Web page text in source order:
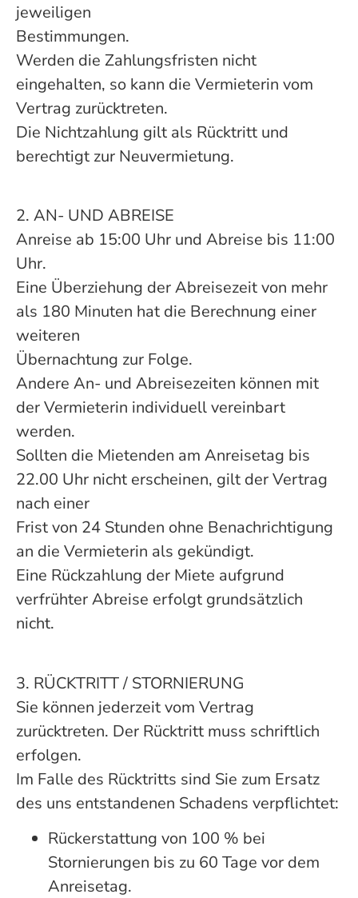
jeweiligen
Bestimmungen.
Werden die Zahlungsfristen nicht
eingehalten, so kann die Vermieterin vom
Vertrag zurücktreten.
Die Nichtzahlung gilt als Rücktritt und
berechtigt zur Neuvermietung.
2. AN- UND ABREISE
Anreise ab 15:00 Uhr und Abreise bis 11:00
Uhr.
Eine Überziehung der Abreisezeit von mehr
als 180 Minuten hat die Berechnung einer
weiteren
Übernachtung zur Folge.
Andere An- und Abreisezeiten können mit
der Vermieterin individuell vereinbart
werden.
Sollten die Mietenden am Anreisetag bis
22.00 Uhr nicht erscheinen, gilt der Vertrag
nach einer
Frist von 24 Stunden ohne Benachrichtigung
an die Vermieterin als gekündigt.
Eine Rückzahlung der Miete aufgrund
verfrühter Abreise erfolgt grundsätzlich
nicht.
3. RÜCKTRITT / STORNIERUNG
Sie können jederzeit vom Vertrag
zurücktreten. Der Rücktritt muss schriftlich
erfolgen.
Im Falle des Rücktritts sind Sie zum Ersatz
des uns entstandenen Schadens verpflichtet:
Rückerstattung von 100 % bei
Stornierungen bis zu 60 Tage vor dem
Anreisetag.